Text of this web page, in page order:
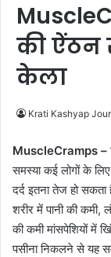
की ऐंठन
केला
Krati Kashyap
MuscleCramps –
समस्या कई लोगों के
दर्द इतना तेज हो
शरीर में पानी की
की कमी मांसपेशियों में
पसीना निकलने से यह